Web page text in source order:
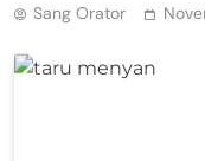
Sang Orator